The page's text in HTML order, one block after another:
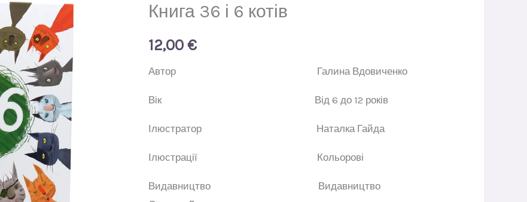
Книга 36 і 6 котів
12,00 €
Автор Галина Вдовиченко
Вік Від 6 до12 років
Ілюстратор Наталка Гайда
Ілюстрації Кольорові
Видавництво Видавництво